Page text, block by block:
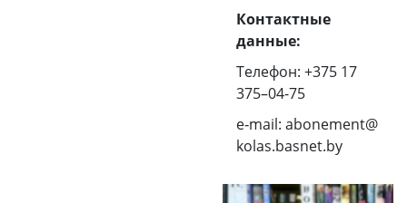
Контактные
данные:
Телефон:+375 17
375–04-75
e‑mail:abonement@
kolas.basnet.by